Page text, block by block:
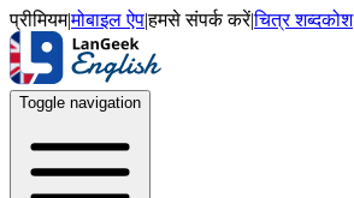
प्रीमियम|मोबाइल ऐप|हमसे संपर्क करें|चित्र शब्दकोश
Toggle navigation